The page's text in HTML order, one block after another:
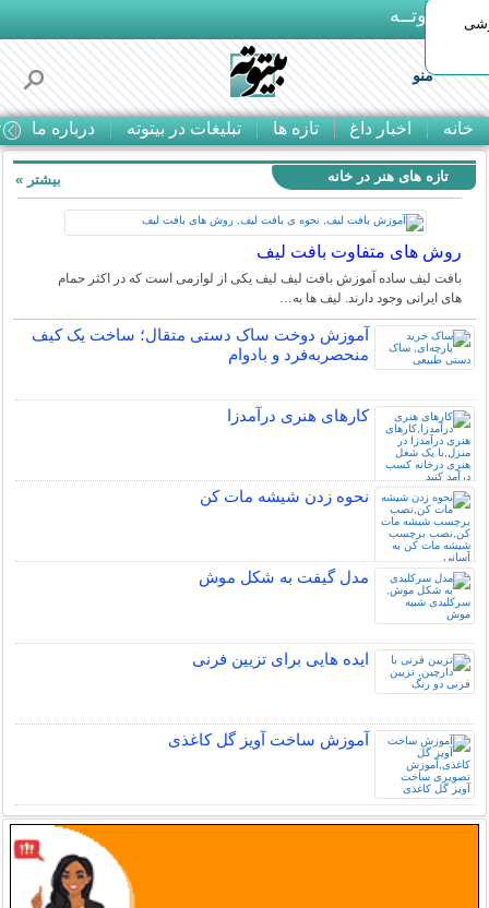
بـیتوتــه
منو
خانه اخبار داغ تازه ها تبلیغات در بیتوته درباره ما
تازه های هنر در خانه
روش های متفاوت بافت لیف
بافت لیف ساده آموزش بافت لیف لیف یکی از لوازمی است که در اکثر حمام
های ایرانی وجود دارند. لیف ها به…
آموزش دوخت ساک دستی متقال؛ ساخت یک کیف
منحصربه‌فرد و بادوام
کارهای هنری درآمدزا
نحوه زدن شیشه مات کن
مدل گیفت به شکل موش
ایده هایی برای تزیین فرنی
آموزش ساخت آویز گل کاغذی
بیشتر »